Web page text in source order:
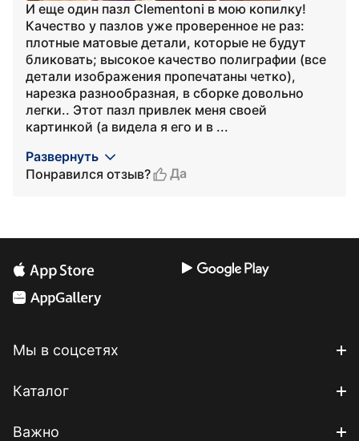
И еще один пазл Clementoni в мою копилку!
Качество у пазлов уже проверенное не раз:
плотные матовые детали, которые не будут
бликовать; высокое качество полиграфии (все
детали изображения пропечатаны четко),
нарезка разнообразная, в сборке довольно
легки.. Этот пазл привлек меня своей
картинкой (а видела я его и в ...
Развернуть
Понравился отзыв?
Да
Мы в соцсетях
Каталог
Важно